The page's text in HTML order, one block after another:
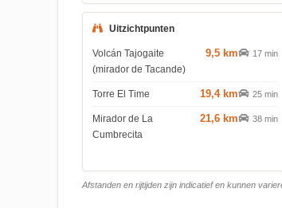
Uitzichtpunten
Volcán Tajogaite
(mirador de Tacande)
9,5 km 17 min
Torre El Time 19,4 km 25 min
Mirador de La
Cumbrecita
21,6 km 38 min
Afstanden en rijtijden zijn indicatief en kunnen